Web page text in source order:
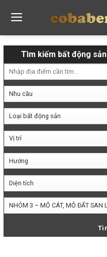
Tìm kiếm bất động sản